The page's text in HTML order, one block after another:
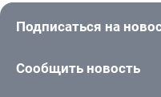
Подписаться на
Сообщить новость